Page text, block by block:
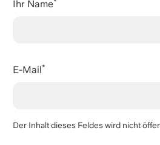
Ihr Name
E-Mail
Der Inhalt dieses Feldes wird nicht